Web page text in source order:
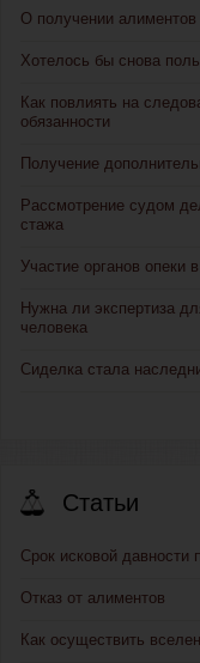
О получении алиментов
Хотелось бы снова
Как повлиять на
обязанности
Получение
Рассмотрение судом
стажа
Участие органов опеки
Нужна ли экспертиза
человека
Сиделка стала
Статьи
Срок исковой давности
Отказ от алиментов
Как осуществить